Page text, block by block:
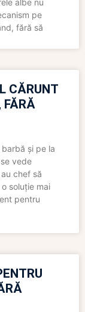
albe nu
pe
fără să
CĂRUNT
FĂRĂ
și pe la
vede
chef să
soluție mai
pentru